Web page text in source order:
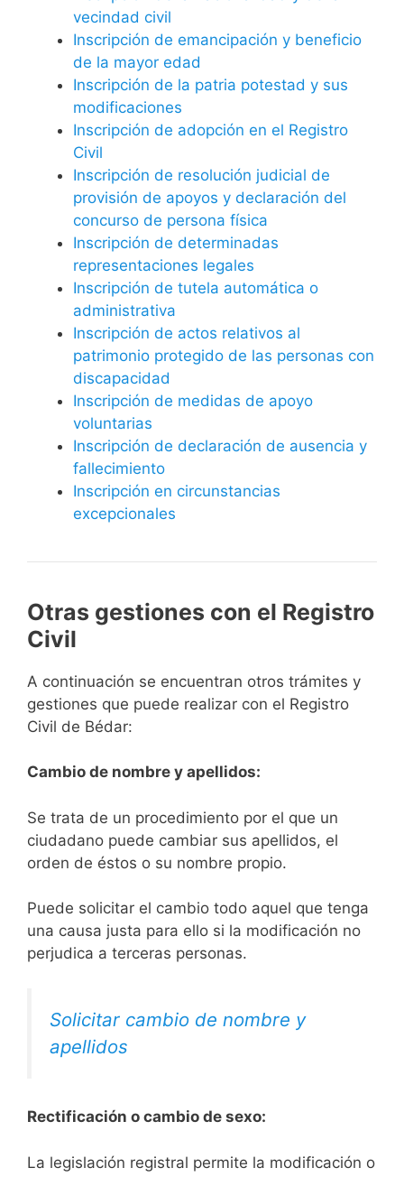
vecindad civil
Inscripción de emancipación y beneficio
de la mayor edad
Inscripción de la patria potestad y sus
modificaciones
Inscripción de adopción en el Registro
Civil
Inscripción de resolución judicial de
provisión de apoyos y declaración del
concurso de persona física
Inscripción de determinadas
representaciones legales
Inscripción de tutela automática o
administrativa
Inscripción de actos relativos al
patrimonio protegido de las personas con
discapacidad
Inscripción de medidas de apoyo
voluntarias
Inscripción de declaración de ausencia y
fallecimiento
Inscripción en circunstancias
excepcionales
Otras gestiones con el Registro
Civil
A continuación se encuentran otros trámites y
gestiones que puede realizar con el Registro
Civil de Bédar:
Cambio de nombre y apellidos:
Se trata de un procedimiento por el que un
ciudadano puede cambiar sus apellidos, el
orden de éstos o su nombre propio.
Puede solicitar el cambio todo aquel que tenga
una causa justa para ello si la modificación no
perjudica a terceras personas.
Solicitar cambio de nombre y
apellidos
Rectificación o cambio de sexo:
La legislación registral permite la modificación o